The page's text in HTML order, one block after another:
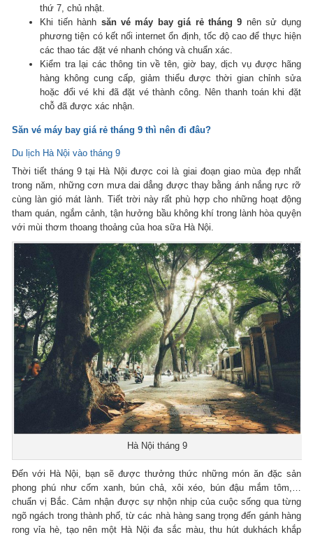
thứ 7, chủ nhật.
Khi tiến hành săn vé máy bay giá rẻ tháng 9 nên sử dụng
phương tiện có kết nối internet ổn định, tốc độ cao để thực hiện
các thao tác đặt vé nhanh chóng và chuẩn xác.
Kiểm tra lại các thông tin về tên, giờ bay, dịch vụ được hãng
hàng không cung cấp, giảm thiểu được thời gian chỉnh sửa
hoặc đổi vé khi đã đặt vé thành công. Nên thanh toán khi đặt
chỗ đã được xác nhận.
Săn vé máy bay giá rẻ tháng 9 thì nên đi đâu?
Du lịch Hà Nội vào tháng 9
Thời tiết tháng 9 tại Hà Nội được coi là giai đoạn giao mùa đẹp nhất
trong năm, những cơn mưa dai dẳng được thay bằng ánh nắng rực rỡ
cùng làn gió mát lành. Tiết trời này rất phù hợp cho những hoạt động
tham quán, ngắm cảnh, tận hưởng bầu không khí trong lành hòa quyện
với mùi thơm thoang thoảng của hoa sữa Hà Nội.
Hà Nội tháng 9
Đến với Hà Nội, bạn sẽ được thưởng thức những món ăn đặc sản
phong phú như cốm xanh, bún chả, xôi xéo, bún đậu mắm tôm,…
chuẩn vị Bắc. Cảm nhận được sự nhộn nhịp của cuộc sống qua từng
ngõ ngách trong thành phố, từ các nhà hàng sang trọng đến gánh hàng
rong vỉa hè, tạo nên một Hà Nội đa sắc màu, thu hút dukhách khắp